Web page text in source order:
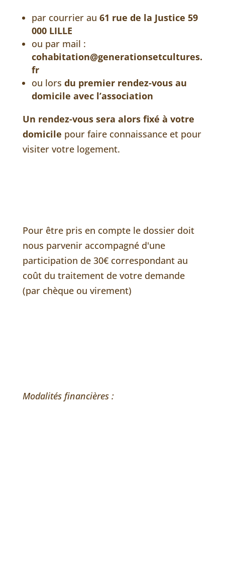
par courrier au 61 rue de la Justice 59
000 LILLE
ou par mail :
cohabitation@generationsetcultures.
fr
ou lors du premier rendez-vous au
domicile avec l’association
Un rendez-vous sera alors fixé à votre
domicile pour faire connaissance et pour
visiter votre logement.
Pour être pris en compte le dossier doit
nous parvenir accompagné d'une
participation de 30€ correspondant au
coût du traitement de votre demande
(par chèque ou virement)
Modalités financières :